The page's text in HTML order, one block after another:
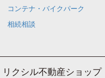
コンテナ・バイクパーク
相続相談
リクシル不動産ショップ